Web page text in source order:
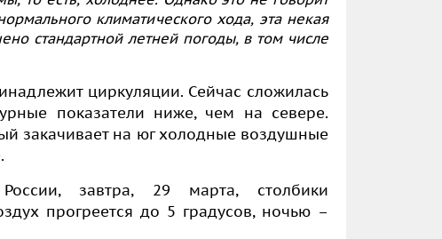
климатического хода, эта некая
стандартной летней погоды, в том числе
циркуляции. Сейчас сложилась
показатели ниже, чем на севере.
закачивает на юг холодные воздушные
завтра, 29 марта, столбики
прогреется до 5 градусов, ночью –